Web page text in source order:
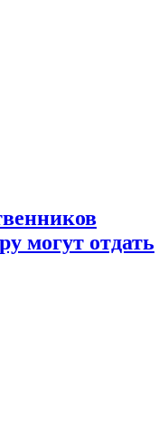
могут отдать